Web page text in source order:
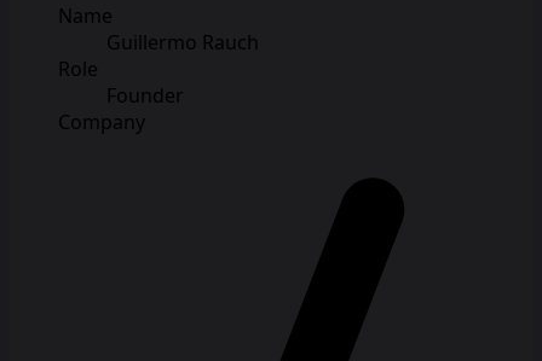
Name
Guillermo Rauch
Role
Founder
Company